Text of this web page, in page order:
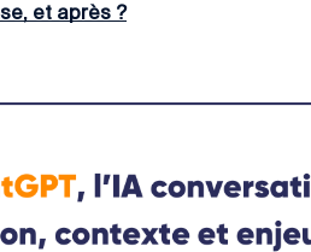
et après ?